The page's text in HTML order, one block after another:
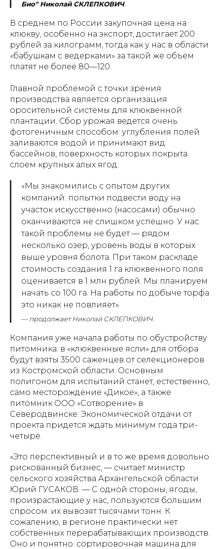
Био" Николай СКЛЕПКОВИЧ.
В среднем по России закупочная цена на
клюкву, особенно на экспорт, достигает 200
рублей за килограмм, тогда как у нас в области
«бабушкам с ведерками» за такой же объем
платят не более 80—120.
Главной проблемой с точки зрения
производства является организация
оросительной системы для клюквенной
плантации. Сбор урожая ведется очень
фотогеничным способом: углубления полей
заливаются водой и принимают вид
бассейнов, поверхность которых покрыта
слоем крупных алых ягод.
«Мы знакомились с опытом других
компаний: попытки подвести воду на
участок искусственно (насосами) обычно
оканчиваются не слишком успешно. У нас
такой проблемы не будет — рядом
несколько озер, уровень воды в которых
выше уровня болота. При таком раскладе
стоимость создания 1 га клюквенного поля
оценивается в 1 млн рублей. Мы планируем
начать со 100 га. На работы по добыче торфа
это никак не повлияет»
—продолжает Николай СКЛЕПКОВИЧ.
Компания уже начала работы по обустройству
питомника: в «клюквенные ясли» для отбора
будут взяты 3500 саженцев от селекционеров
из Костромской области. Основным
полигоном для испытаний станет, естественно,
само месторождение «Дикое», а также
питомник ООО «Сотворение» в
Северодвинске. Экономической отдачи от
проекта придется ждать минимум года три-
четыре.
«Это перспективный и в то же время довольно
рискованный бизнес, — считает министр
сельского хозяйства Архангельской области
Юрий ГУСАКОВ. — С одной стороны, ягоды,
произрастающие у нас, пользуются большим
спросом: их вывозят тысячами тонн. К
сожалению, в регионе практически нет
собственных перерабатывающих производств.
Оно и понятно: сортировочная машина для